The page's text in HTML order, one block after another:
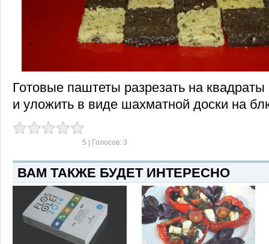
Готовые паштеты разрезать на
и уложить в виде шахматной доски на
5 | Голосов: 3
ВАМ ТАКЖЕ БУДЕТ ИНТЕРЕСНО